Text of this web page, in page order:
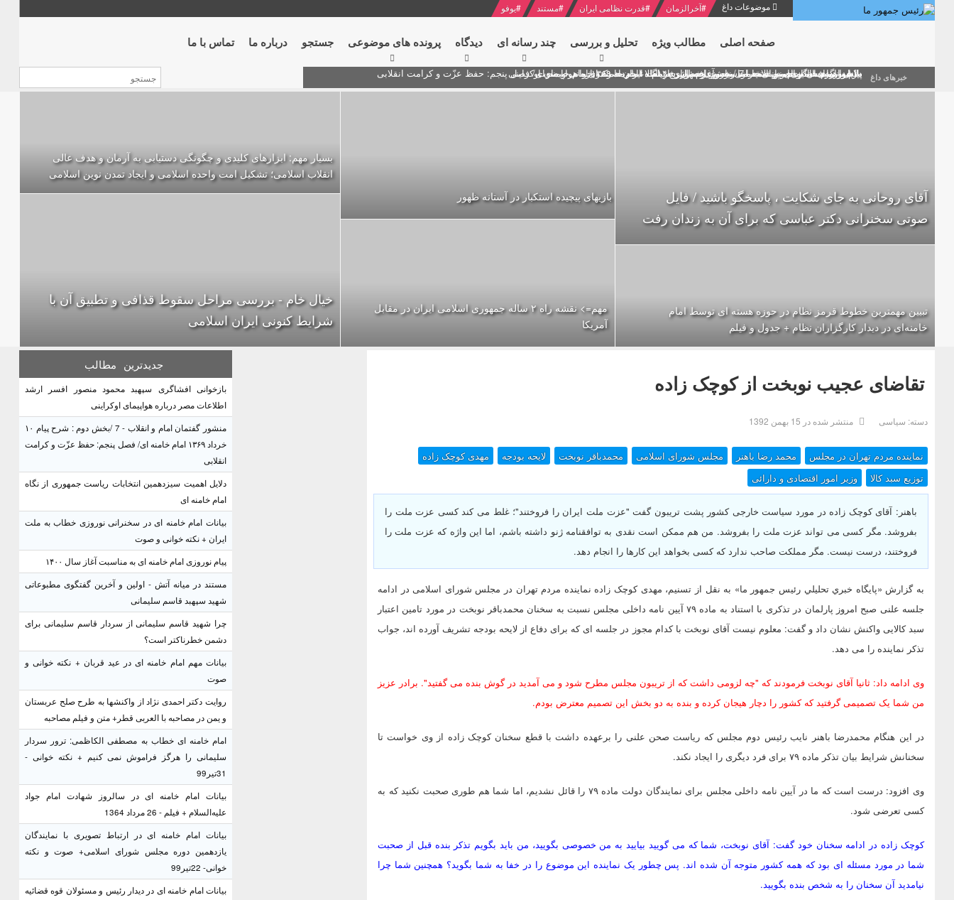
موضوعات داغ #آخرالزمان #قدرت نظامی ایران #مستند #یوفو
صفحه اصلی مطالب ویژه تحلیل و بررسی چند رسانه ای دیدگاه‌ پرونده های موضوعی جستجو درباره ما تماس با ما
خبرهای داغ منشور گفتمان امام و انقلاب - 7 /بخش دوم : شرح پیام ۱۰ خرداد ۱۳۶۹ امام خامنه ای/ فصل پنجم: حفظ عزّت و کرامت انقلابی
بازخوانی افشاگری سپهبد محمود منصور افسر ارشد اطلاعات مصر درباره هواپیمای اوکراینی
دلایل اهمیت سیزدهمین انتخابات ریاست جمهوری از نگاه امام خامنه ای
بیانات امام خامنه ای در سخنرانی نوروزی خطاب به ملت ایران + نکته خوانی و صوت
پیام نوروزی امام خامنه ای به مناسبت آغاز سال ۱۴۰۰
آقای روحانی به جای شکایت ، پاسخگو باشید / فایل
صوتی سخنرانی دکتر عباسی که برای آن به زندان رفت
تبیین مهمترین خطوط قرمز نظام در حوزه هسته ای توسط امام
خامنه‌ای در دیدار کارگزاران نظام + جدول و فیلم
بازیهای پیچیده استکبار در آستانه ظهور
مهم=> نقشه راه ۲ ساله جمهوری اسلامی ایران در مقابل
آمریکا
بسیار مهم: ابزارهای کلیدی و چگونگی دستیابی به آرمان و هدف عالی
انقلاب اسلامی؛ تشکیل امت واحده‌ اسلامی و ایجاد تمدن نوین اسلامی
خیال خام - بررسی مراحل سقوط قذافی و تطبیق آن با
شرایط کنونی ایران اسلامی
تقاضای عجیب نوبخت از کوچک زاده
دسته: سیاسی منتشر شده در 15 بهمن 1392
نماینده مردم تهران در مجلس محمد رضا باهنر مجلس شورای اسلامی محمدباقر نوبخت لایحه بودجه
مهدی کوچک زاده
وزیر امور اقتصادی و دارائی
توزیع سبد کالا
باهنر: آقای کوچک زاده در مورد سیاست خارجی کشور پشت تریبون گفت "عزت ملت ایران را فروختند"؛ غلط می کند کسی عزت ملت را
بفروشد. مگر کسی می تواند عزت ملت را بفروشد. من هم ممکن است نقدی به توافقنامه ژنو داشته باشم، اما این واژه که عزت ملت را
فروختند، درست نیست. مگر مملکت صاحب ندارد که کسی بخواهد این کارها را انجام دهد.
به گزارش «پايگاه خبري تحليلي رئيس جمهور ما» به نقل از تسنیم، مهدی کوچک زاده نماینده مردم تهران در مجلس شورای اسلامی در ادامه
جلسه علنی صبح امروز پارلمان در تذکری با استناد به ماده ۷۹ آیین نامه داخلی مجلس نسبت به سخنان محمدباقر نوبخت در مورد تامین اعتبار
سبد کالایی واکنش نشان داد و گفت: معلوم نیست آقای نوبخت با کدام مجوز در جلسه ای که برای دفاع از لایحه بودجه تشریف آورده اند، جواب
تذکر نماینده را می دهد.
وی ادامه داد: ثانیا آقای نوبخت فرمودند که "چه لزومی داشت که از تریبون مجلس مطرح شود و می آمدید در گوش بنده می گفتید". برادر عزیز
من شما یک تصمیمی گرفتید که کشور را دچار هیجان کرده و بنده به دو بخش این تصمیم معترض بودم.
در این هنگام محمدرضا باهنر نایب رئیس دوم مجلس که ریاست صحن علنی را برعهده داشت با قطع سخنان کوچک زاده از وی خواست تا
سخنانش شرایط بیان تذکر ماده ۷۹ برای فرد دیگری را ایجاد نکند.
وی افزود: درست است که ما در آیین نامه داخلی مجلس برای نمایندگان دولت ماده ۷۹ را قائل نشدیم، اما شما هم طوری صحبت نکنید که به
کسی تعرضی شود.
کوچک زاده در ادامه سخنان خود گفت: آقای نوبخت، شما که می گویید بیایید به من خصوصی بگویید، من باید بگویم تذکر بنده قبل از صحبت
شما در مورد مسئله ای بود که همه کشور متوجه آن شده اند. پس چطور یک نماینده این موضوع را در خفا به شما بگوید؟ همچنین شما چرا
نیامدید آن سخنان را به شخص بنده بگویید.
جدیدترین مطالب
بازخوانی افشاگری سپهبد محمود منصور افسر ارشد
اطلاعات مصر درباره هواپیمای اوکراینی
منشور گفتمان امام و انقلاب - 7 /بخش دوم : شرح پیام ۱۰
خرداد ۱۳۶۹ امام خامنه ای/ فصل پنجم: حفظ عزّت و کرامت
انقلابی
دلایل اهمیت سیزدهمین انتخابات ریاست جمهوری از نگاه
امام خامنه ای
بیانات امام خامنه ای در سخنرانی نوروزی خطاب به ملت
ایران + نکته خوانی و صوت
پیام نوروزی امام خامنه ای به مناسبت آغاز سال ۱۴۰۰
مستند در میانه آتش - اولین و آخرین گفتگوی مطبوعاتی
شهید سپهبد قاسم سلیمانی
چرا شهید قاسم سلیمانی از سردار قاسم سلیمانی برای
دشمن خطرناکتر است؟
بیانات مهم امام خامنه ای در عید قربان + نکته خوانی و
صوت
روایت دکتر احمدی نژاد از واکنشها به طرح صلح عربستان
و یمن در مصاحبه با العربی قطر+ متن و فیلم مصاحبه
امام خامنه ای خطاب به مصطفی الکاظمی: ترور سردار
سلیمانی را هرگز فراموش نمی کنیم + نکته خوانی -
31تیر99
بیانات امام خامنه ای در سالروز شهادت امام جواد
علیه‌السلام + فیلم - 26 مرداد 1364
بیانات امام خامنه ای در ارتباط تصویری با نمایندگان
یازدهمین دوره مجلس شورای اسلامی+ صوت و نکته
خوانی- 22تیر99
بیانات امام خامنه ای در دیدار رئیس و مسئولان قوه قضائیه